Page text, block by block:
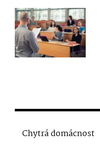
Chytrá domácnost